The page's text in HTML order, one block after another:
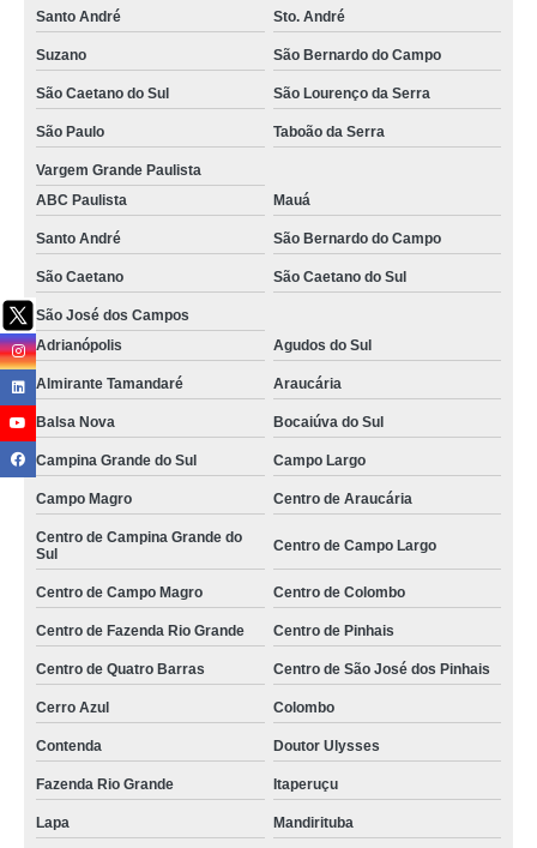
empresa especializada em serviço de ajudante de produção Centro de
Araucária
empresa especializada em serviço de ajudante de cozinha Itupeva
serviço de ajudante de cozinha Lins
serviço de ajudante operacional Paulínia
serviço de ajudante de carga e descarga Chácara Santo Antônio
onde faz serviço de ajudante de armazém São José Pinhais
serviço de ajudante de carga e descarga Petrópolis
serviço de ajudante operacional valores Jandira
serviço de ajudante de armazém Jandira
serviço de ajudante de produção Valinhos
empresa especializada em serviço terceirizado de ajudante Quatro Barras
serviço de ajudante de produção valores Poços de Caldas
empresa especializada em serviço de ajudante de serviços gerais Itajubá
empresa especializada em serviço de auxiliar de carga e descarga
Sul
serviço de ajudante de serviços gerais Itaim Bibi
serviço de ajudante de motorista SCS
serviço de ajudante operacional Itupeva
serviço terceirizado de ajudante Quatro Barras
serviço de ajudante de motorista Quatro Barras
Santo André Sto. André
Suzano São Bernardo do Campo
São Caetano do Sul São Lourenço da Serra
São Paulo Taboão da Serra
Vargem Grande Paulista
ABC Paulista
Mauá
Santo André São Bernardo do Campo
São Caetano São Caetano do Sul
São José dos Campos
Adrianópolis
Agudos do Sul
Almirante Tamandaré Araucária
Balsa Nova Bocaiúva do Sul
Campina Grande do Sul Campo Largo
Campo Magro Centro de Araucária
Centro de Campina Grande do
Sul
Centro de Campo Largo
Centro de Campo Magro Centro de Colombo
Centro de Fazenda Rio Grande Centro de Pinhais
Centro de Quatro Barras Centro de São José dos Pinhais
Cerro Azul Colombo
Contenda Doutor Ulysses
Fazenda Rio Grande Itaperuçu
Lapa Mandirituba